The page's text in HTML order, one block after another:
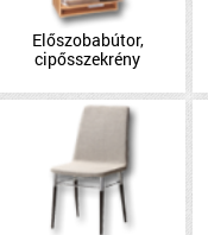
Előszobabútor,
cipősszekrény